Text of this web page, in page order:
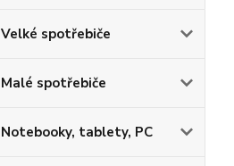
Velké spotřebiče
Malé spotřebiče
Notebooky, tablety, PC